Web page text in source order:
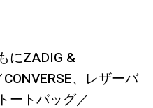
にZADIG &
、レザーバ
ートバッグ／